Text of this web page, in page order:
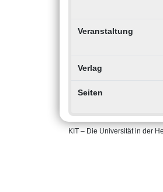
Veranstaltung
Verlag
Seiten
KIT – Die Universität in der